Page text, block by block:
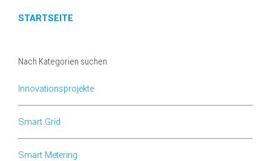
STARTSEITE
Nach Kategorien suchen
Innovationsprojekte
Smart Grid
Smart Metering